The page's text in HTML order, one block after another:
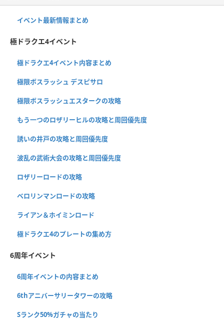
イベント最新情報まとめ
極ドラクエ4イベント
極ドラクエ4イベント内容まとめ
極限ボスラッシュ デスピサロ
極限ボスラッシュエスタークの攻略
もう一つのロザリーヒルの攻略と周回優先度
誘いの井戸の攻略と周回優先度
波乱の武術大会の攻略と周回優先度
ロザリーロードの攻略
ベロリンマンロードの攻略
ライアン＆ホイミンロード
極ドラクエ4のプレートの集め方
6周年イベント
6周年イベントの内容まとめ
6thアニバーサリータワーの攻略
Sランク50%ガチャの当たり